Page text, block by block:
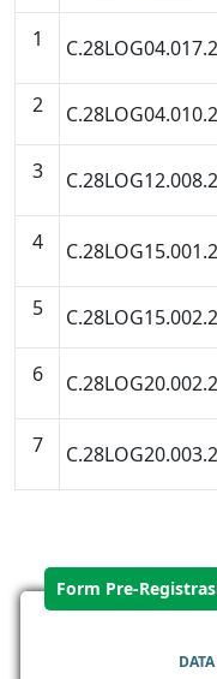
1 C.28LOG04.017.2
2
C.28LOG04.010.2
3 C.28LOG12.008.2
4
C.28LOG15.001.2
5
C.28LOG15.002.2
6 C.28LOG20.002.2
7
C.28LOG20.003.2
Form Pre-